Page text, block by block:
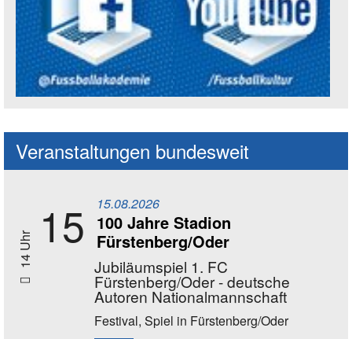
Social Media Kanäle der Akademie
Veranstaltungen bundesweit
14 Uhr 15 15.08.2026
100 Jahre Stadion
Fürstenberg/Oder
Jubiläumspiel 1. FC
Fürstenberg/Oder - deutsche
Autoren Nationalmannschaft
Festival, Spiel in Fürstenberg/Oder